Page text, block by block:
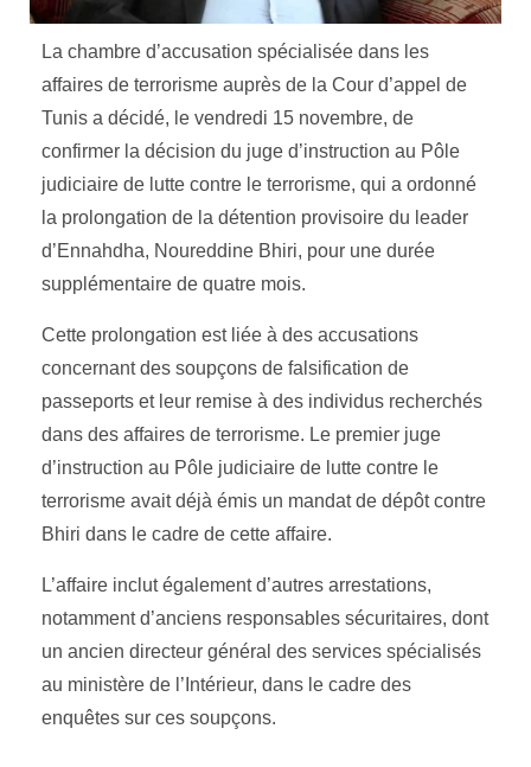
La chambre d’accusation spécialisée dans les
affaires de terrorisme auprès de la Cour d’appel de
Tunis a décidé, le vendredi 15 novembre, de
confirmer la décision du juge d’instruction au Pôle
judiciaire de lutte contre le terrorisme, qui a ordonné
la prolongation de la détention provisoire du leader
d’Ennahdha, Noureddine Bhiri, pour une durée
supplémentaire de quatre mois.
Cette prolongation est liée à des accusations
concernant des soupçons de falsification de
passeports et leur remise à des individus recherchés
dans des affaires de terrorisme. Le premier juge
d’instruction au Pôle judiciaire de lutte contre le
terrorisme avait déjà émis un mandat de dépôt contre
Bhiri dans le cadre de cette affaire.
L’affaire inclut également d’autres arrestations,
notamment d’anciens responsables sécuritaires, dont
un ancien directeur général des services spécialisés
au ministère de l’Intérieur, dans le cadre des
enquêtes sur ces soupçons.